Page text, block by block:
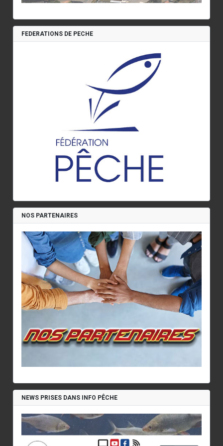
FEDERATIONS DE PECHE
NOS PARTENAIRES
NEWS PRISES DANS INFO PÊCHE